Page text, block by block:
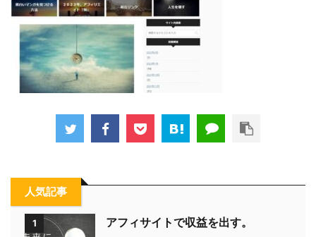
人気記事
1 アフィサイトで収益を出す。